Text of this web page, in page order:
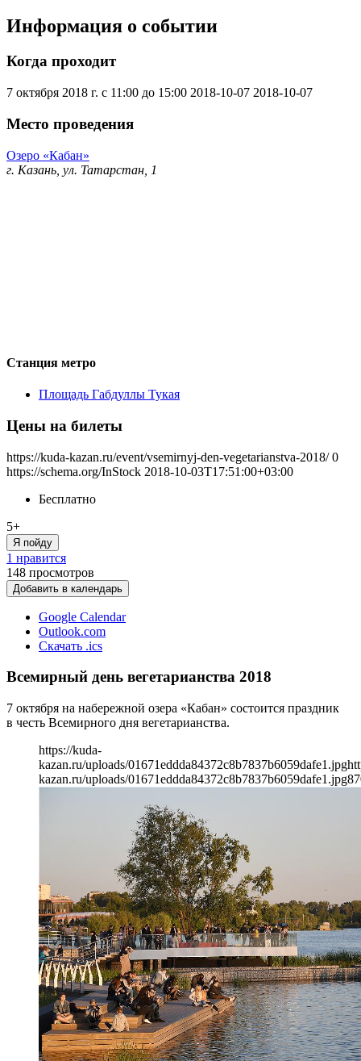
Информация о событии
Когда проходит
7 октября 2018 г. с 11:00 до 15:00 2018-10-07 2018-10-07
Место проведения
Озеро «Кабан»
г. Казань, ул. Татарстан, 1
Станция метро
Площадь Габдуллы Тукая
Цены на билеты
https://kuda-kazan.ru/event/vsemirnyj-den-vegetarianstva-2018/ 0
https://schema.org/InStock 2018-10-03T17:51:00+03:00
Бесплатно
5+
Я пойду
1 нравится
148 просмотров
Добавить в календарь
Google Calendar
Outlook.com
Скачать .ics
Всемирный день вегетарианства 2018
7 октября на набережной озера «Кабан» состоится праздник
в честь Всемирного дня вегетарианства.
https://kuda-
kazan.ru/uploads/01671eddda84372c8b7837b6059dafe1.jpg
kazan.ru/uploads/01671eddda84372c8b7837b6059dafe1.jpg